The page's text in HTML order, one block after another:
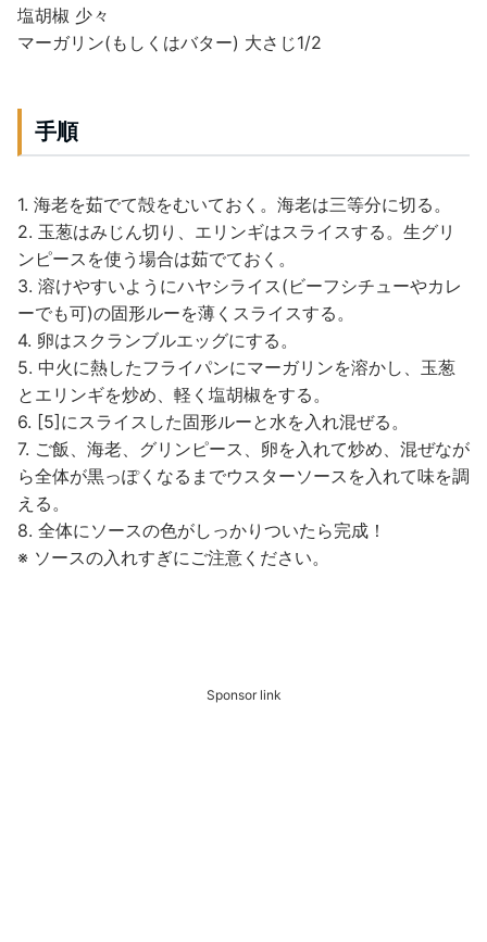
塩胡椒 少々
マーガリン(もしくはバター) 大さじ1/2
手順
1. 海老を茹でて殻をむいておく。海老は三等分に切る。
2. 玉葱はみじん切り、エリンギはスライスする。生グリ
ンピースを使う場合は茹でておく。
3. 溶けやすいようにハヤシライス(ビーフシチューやカレ
ーでも可)の固形ルーを薄くスライスする。
4. 卵はスクランブルエッグにする。
5. 中火に熱したフライパンにマーガリンを溶かし、玉葱
とエリンギを炒め、軽く塩胡椒をする。
6. [5]にスライスした固形ルーと水を入れ混ぜる。
7. ご飯、海老、グリンピース、卵を入れて炒め、混ぜなが
ら全体が黒っぽくなるまでウスターソースを入れて味を調
える。
8. 全体にソースの色がしっかりついたら完成！
※ ソースの入れすぎにご注意ください。
Sponsor link